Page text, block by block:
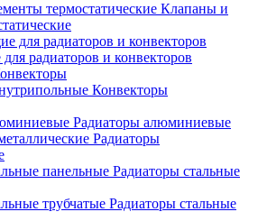
Клапаны и
радиаторов и конвекторов
Конвекторы
Радиаторы алюминиевые
Радиаторы
Радиаторы стальные
Радиаторы стальные